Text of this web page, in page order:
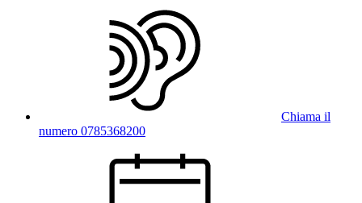
Chiama il
numero 0785368200